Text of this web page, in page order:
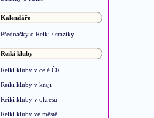
Kalendáře
Přednášky o Reiki / srazíky
Reiki kluby
Reiki kluby v celé ČR
Reiki kluby v kraji
Reiki kluby v okresu
Reiki kluby ve městě